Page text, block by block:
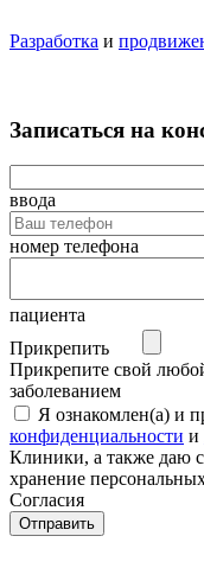
Разработка и
Записаться на
ввода
номер телефона
пациента
Прикрепить
Прикрепите свой
заболеванием
Я ознакомлен(а) и
конфиденциальности и
Клиники, а также даю
хранение
Согласия
Отправить